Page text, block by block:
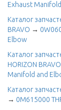
Exhaust
Каталог
BRAVO →
Elbow
Каталог
HORIZON BRAVO
Manifold and
Каталог
→ 0M615000